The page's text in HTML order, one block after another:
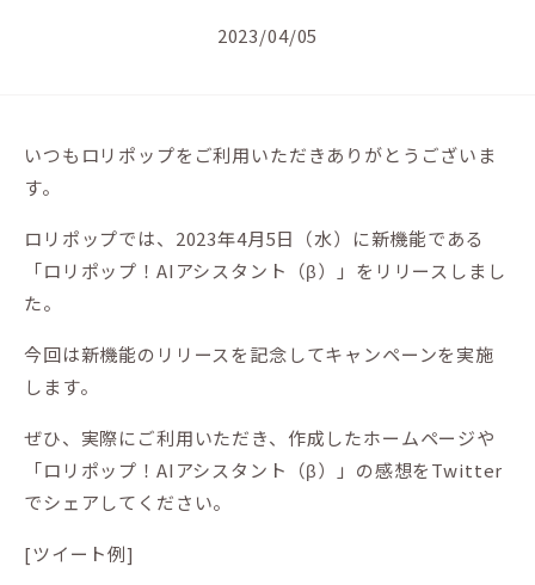
2023/04/05
いつもロリポップをご利用いただきありがとうございま
す。
ロリポップでは、2023年4月5日（水）に新機能である
「ロリポップ！AIアシスタント（β）」をリリースしまし
た。
今回は新機能のリリースを記念してキャンペーンを実施
します。
ぜひ、実際にご利用いただき、作成したホームページや
「ロリポップ！AIアシスタント（β）」の感想をTwitter
でシェアしてください。
[ツイート例]